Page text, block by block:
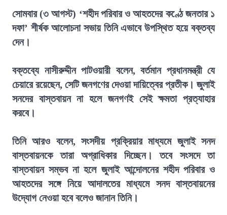
সোমবার (৩ আগস্ট) ‘শহীদ পরিবার ও আহতদের কণ্ঠে জনতার ১
দফা’ শীর্ষক আলোচনা সভায় তিনি এভাবে উপস্থিত হয়ে বক্তব্য
দেন।
বক্তব্যে নাসীরুদ্দীন পাটওয়ারী বলেন, বর্তমান প্রধানমন্ত্রী যে
চেয়ারে রয়েছেন, সেটি জনগণের দেওয়া দায়িত্বের প্রতীক। জুলাই
সনদের বাস্তবায়ন না হলে জনগণই সেই ক্ষমতা প্রত্যাহার
করবে।
তিনি আরও বলেন, সংসদীয় প্রক্রিয়ার মাধ্যমে জুলাই সনদ
বাস্তবায়নকে তারা অগ্রাধিকার দিচ্ছেন। তবে সংসদে তা
বাস্তবায়ন সম্ভব না হলে জুলাই আন্দোলনের শহীদ পরিবার ও
আহতদের সঙ্গে নিয়ে আদালতের মাধ্যমে সনদ বাস্তবায়নের
উদ্যোগ নেওয়া হবে বলেও জানান তিনি।